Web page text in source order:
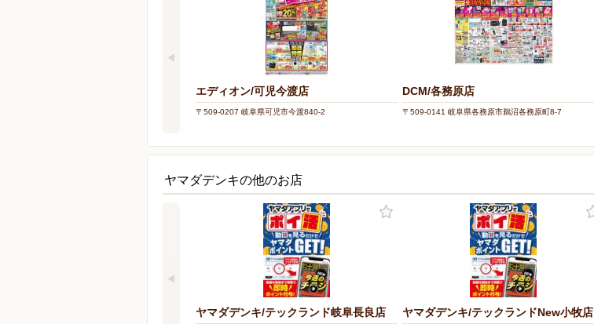
エディオン/可児今渡店
〒509-0207 岐阜県可児市今渡840-2
DCM/各務原店
〒509-0141 岐阜県各務原市鵜沼各務原町8-7
ヤマダデンキの他のお店
ヤマダデンキ/テックランド岐阜長良店 ヤマダデンキ/テックランドNew小牧店